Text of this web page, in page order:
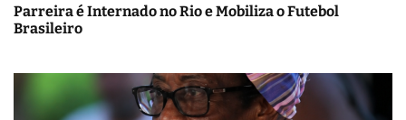
Parreira é Internado no Rio e Mobiliza o Futebol
Brasileiro